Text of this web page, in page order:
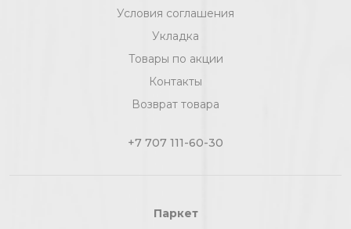
Условия соглашения
Укладка
Товары по акции
Контакты
Возврат товара
+7 707 111-60-30
Паркет